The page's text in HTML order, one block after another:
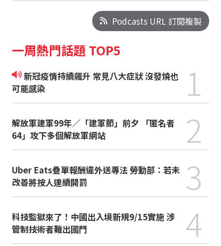
Podcasts URL 訂閱複製
一周熱門話題 TOP5
新冠疫情持續飆升 常見八大症狀 沒發燒也
可能感染
1
解放軍建軍99年／「建軍節」前夕 「匿名者
64」攻下多個解放軍網站
2
Uber Eats疊單報酬違外送專法 勞動部：若未
改善將按人連續開罰
3
科技監獄來了！中國出入境新規9/15實施 涉
管制技術者難出國門
4